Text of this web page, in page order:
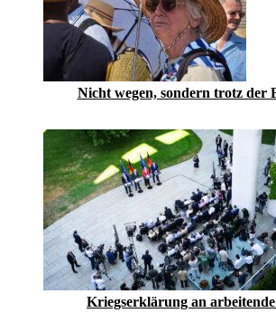
Nicht wegen, sondern trotz der
Kriegserklärung an arbeitende